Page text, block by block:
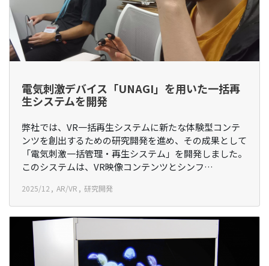
電気刺激デバイス「UNAGI」を用いた一括再
生システムを開発
弊社では、VR一括再生システムに新たな体験型コンテ
ンツを創出するための研究開発を進め、その成果として
「電気刺激一括管理・再生システム」を開発しました。
このシステムは、VR映像コンテンツとシンフ…
2025/12 AR/VR 研究開発